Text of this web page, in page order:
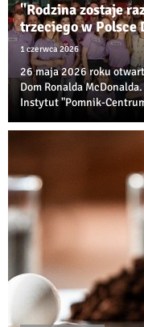
"Rodzina zostaje
trzeciego w Polsce
1 czerwca 2026
26 maja 2026 roku
Dom Ronalda
Instytut "Pomnik-